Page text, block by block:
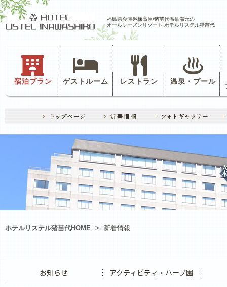
福島県会津磐梯高原/猪苗代温泉湯元の
オールシーズンリゾート ホテルリステル猪苗代
宿泊プラン ゲストルーム レストラン 温泉・プール
ホテルリステル猪苗代HOME > 新着情報